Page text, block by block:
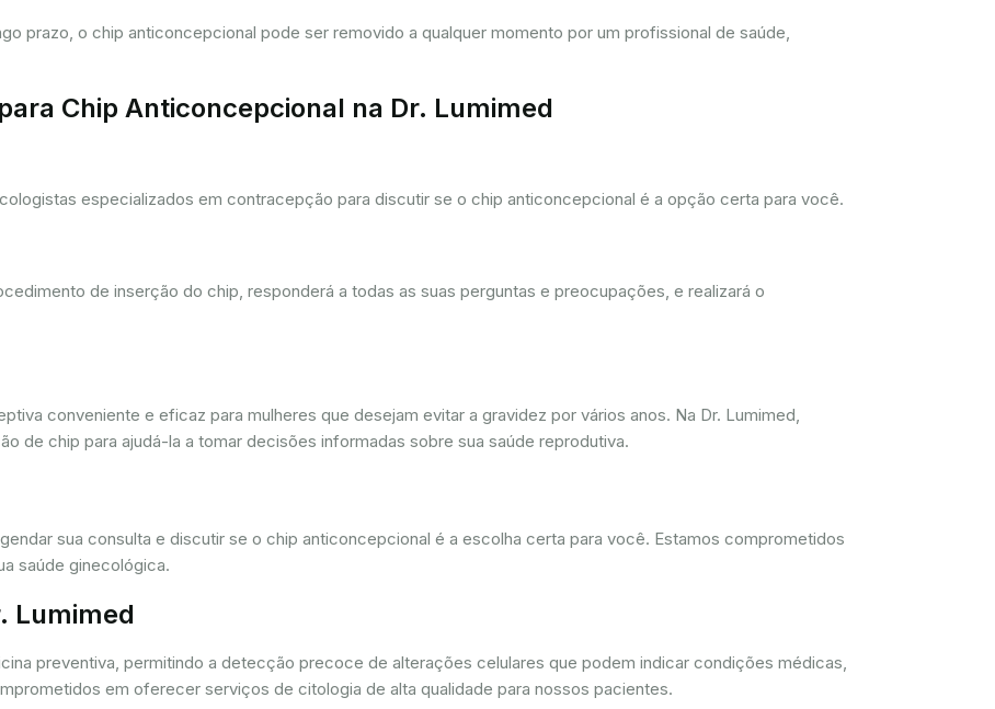
prazo, o chip anticoncepcional pode ser removido a qualquer momento por um profissional de saúde,
Chip Anticoncepcional na Dr. Lumimed
especializados em contracepção para discutir se o chip anticoncepcional é a opção certa para você.
de inserção do chip, responderá a todas as suas perguntas e preocupações, e realizará o
conveniente e eficaz para mulheres que desejam evitar a gravidez por vários anos. Na Dr. Lumimed,
de chip para ajudá-la a tomar decisões informadas sobre sua saúde reprodutiva.
sua consulta e discutir se o chip anticoncepcional é a escolha certa para você. Estamos comprometidos
saúde ginecológica.
Lumimed
preventiva, permitindo a detecção precoce de alterações celulares que podem indicar condições médicas,
em oferecer serviços de citologia de alta qualidade para nossos pacientes.